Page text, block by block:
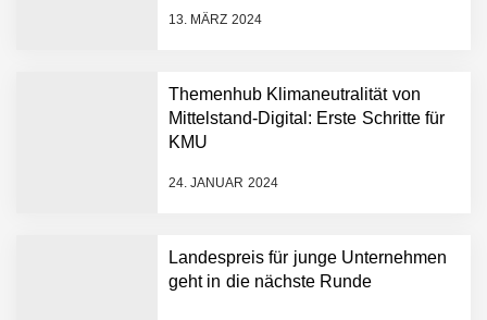
13. MÄRZ 2024
Themenhub Klimaneutralität von
Mittelstand-Digital: Erste Schritte für
KMU
24. JANUAR 2024
Landespreis für junge Unternehmen
geht in die nächste Runde
AI breit auszurollen
Humanoider Roboter bringt
Hightech ins Stadion
Simulationsdienstleistung in
FiniteNow ermöglicht
Entwicklungsprozesse
Pyck im Employer Portrait